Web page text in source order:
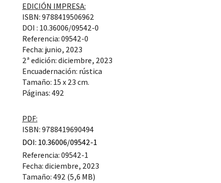
EDICIÓN IMPRESA:
ISBN: 9788419506962
DOI : 10.36006/09542-0
Referencia: 09542-0
Fecha: junio, 2023
2ª edición: diciembre, 2023
Encuadernación: rústica
Tamaño: 15 x 23 cm.
Páginas: 492
PDF:
ISBN: 9788419690494
DOI: 10.36006/09542-1
Referencia: 09542-1
Fecha: diciembre, 2023
Tamaño: 492 (5,6 MB)